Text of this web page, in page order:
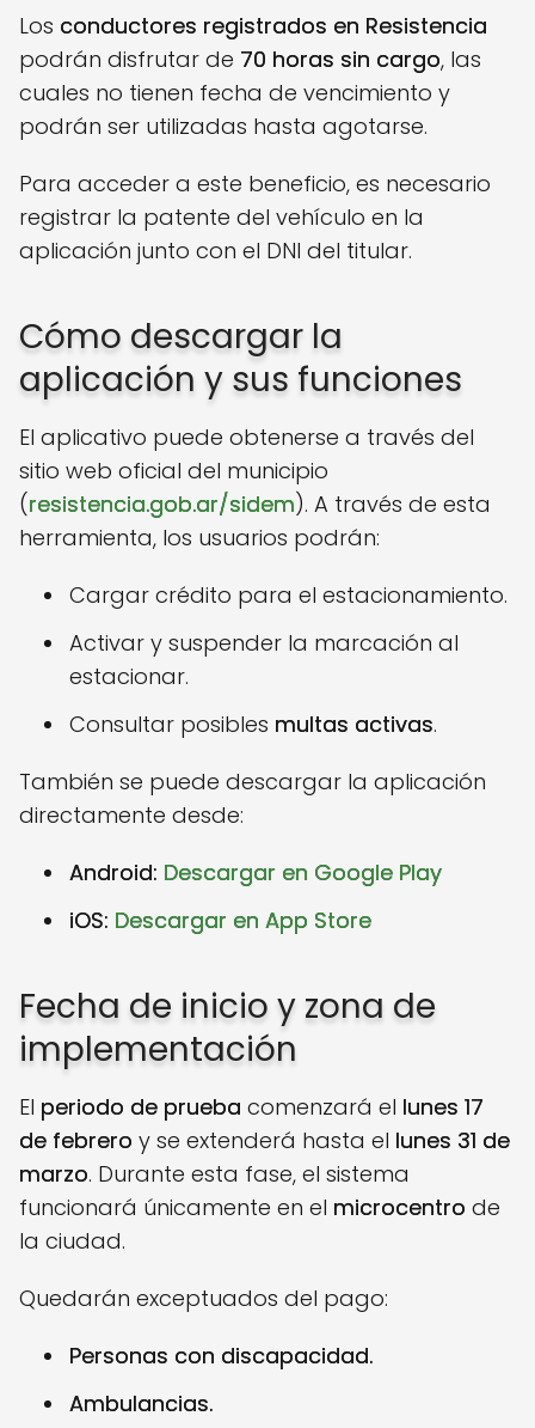
Los conductores registrados en Resistencia
podrán disfrutar de 70 horas sin cargo, las
cuales no tienen fecha de vencimiento y
podrán ser utilizadas hasta agotarse.
Para acceder a este beneficio, es necesario
registrar la patente del vehículo en la
aplicación junto con el DNI del titular.
Cómo descargar la
aplicación y sus funciones
El aplicativo puede obtenerse a través del
sitio web oficial del municipio
(resistencia.gob.ar/sidem). A través de esta
herramienta, los usuarios podrán:
Cargar crédito para el estacionamiento.
Activar y suspender la marcación al
estacionar.
Consultar posibles multas activas.
También se puede descargar la aplicación
directamente desde:
Android: Descargar en Google Play
iOS: Descargar en App Store
Fecha de inicio y zona de
implementación
El periodo de prueba comenzará el lunes 17
de febrero y se extenderá hasta el lunes 31 de
marzo. Durante esta fase, el sistema
funcionará únicamente en el microcentro de
la ciudad.
Quedarán exceptuados del pago:
Personas con discapacidad.
Ambulancias.